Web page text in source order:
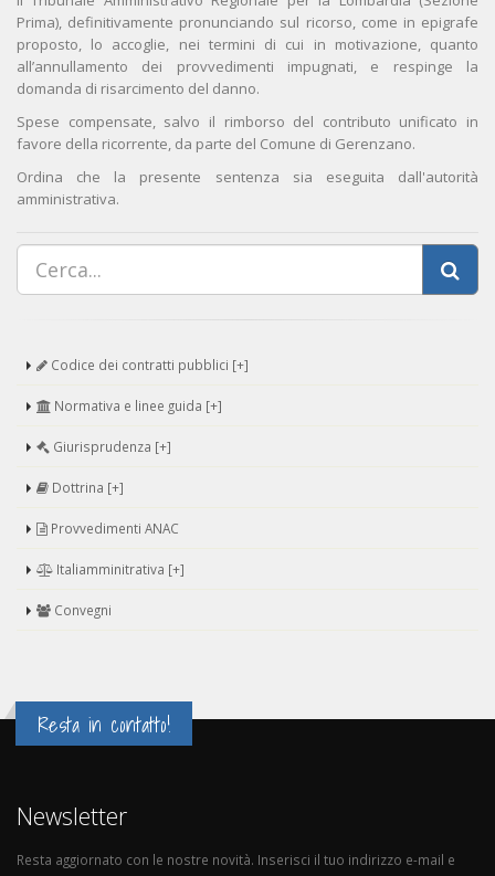
Prima), definitivamente pronunciando sul ricorso, come in epigrafe
proposto, lo accoglie, nei termini di cui in motivazione, quanto
all’annullamento dei provvedimenti impugnati, e respinge la
domanda di risarcimento del danno.
Spese compensate, salvo il rimborso del contributo unificato in
favore della ricorrente, da parte del Comune di Gerenzano.
Ordina che la presente sentenza sia eseguita dall'autorità
amministrativa.
Codice dei contratti pubblici [+]
Normativa e linee guida [+]
Giurisprudenza [+]
Dottrina [+]
Provvedimenti ANAC
Italiamminitrativa [+]
Convegni
Resta in contatto!
Newsletter
Resta aggiornato con le nostre novità. Inserisci il tuo indirizzo e-mail e